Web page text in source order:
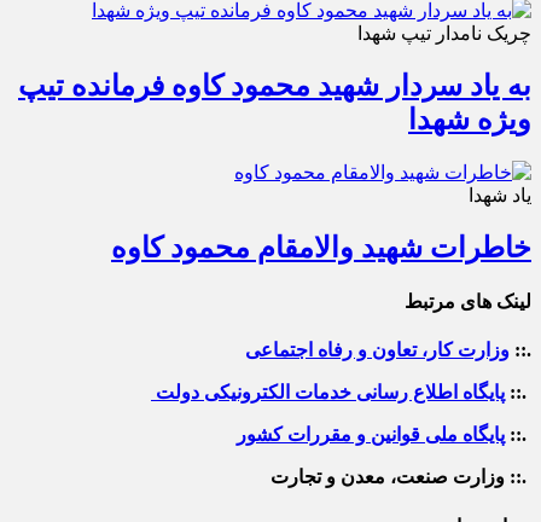
چریک نامدار تیپ شهدا
به یاد سردار شهید محمود کاوه فرمانده تیپ
ویژه شهدا
یاد شهدا
خاطرات شهید والامقام محمود کاوه‌
لینک های مرتبط
.:: وزارت کار، تعاون و رفاه اجتماعی
.:: پایگاه اطلاع رسانی خدمات الکترونیکی دولت
.:: پایگاه ملی قوانین و مقررات کشور
.:: وزارت صنعت، معدن و تجارت